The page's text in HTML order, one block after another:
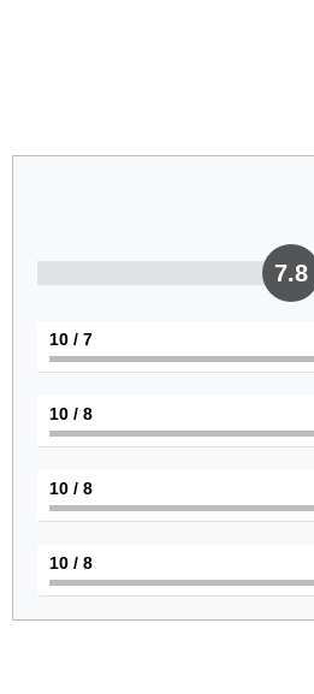
7.8
7
/ 10
8
/ 10
8
/ 10
8
/ 10